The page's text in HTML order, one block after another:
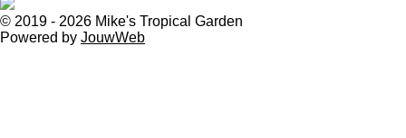
© 2019 - 2026 Mike's Tropical Garden
Powered by JouwWeb